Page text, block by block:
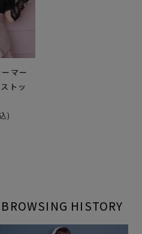
マー
トッ
)
BROWSING HISTORY